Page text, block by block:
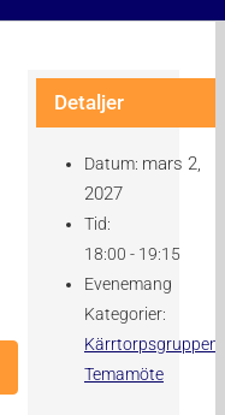
Detaljer
Datum: mars 2,
2027
Tid:
18:00 - 19:15
Evenemang
Kategorier:
Kärrtorpsgruppen
Temamöte